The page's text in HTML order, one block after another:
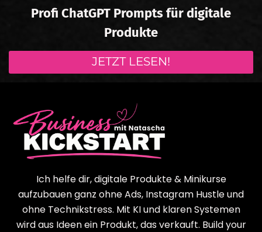
Profi ChatGPT Prompts für digitale
Produkte
JETZT LESEN!
Ich helfe dir, digitale Produkte & Minikurse
aufzubauen ganz ohne Ads, Instagram Hustle und
ohne Technikstress. Mit KI und klaren Systemen
wird aus Ideen ein Produkt, das verkauft. Build your